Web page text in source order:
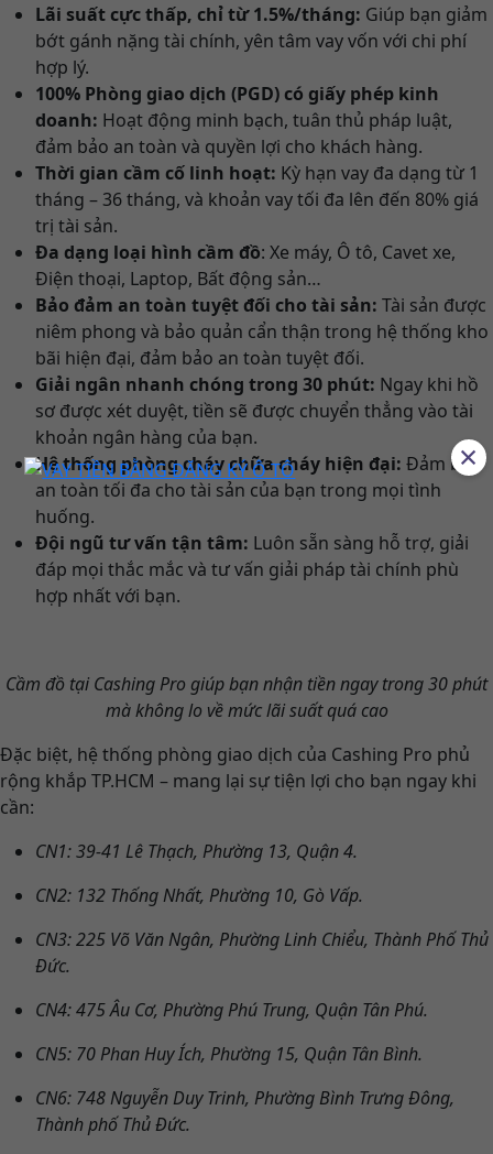
Lãi suất cực thấp, chỉ từ 1.5%/tháng: Giúp bạn giảm
bớt gánh nặng tài chính, yên tâm vay vốn với chi phí
hợp lý.
100% Phòng giao dịch (PGD) có giấy phép kinh
doanh: Hoạt động minh bạch, tuân thủ pháp luật,
đảm bảo an toàn và quyền lợi cho khách hàng.
Thời gian cầm cố linh hoạt: Kỳ hạn vay đa dạng từ 1
tháng – 36 tháng, và khoản vay tối đa lên đến 80% giá
trị tài sản.
Đa dạng loại hình cầm đồ: Xe máy, Ô tô, Cavet xe,
Điện thoại, Laptop, Bất động sản…
Bảo đảm an toàn tuyệt đối cho tài sản: Tài sản được
niêm phong và bảo quản cẩn thận trong hệ thống kho
bãi hiện đại, đảm bảo an toàn tuyệt đối.
Giải ngân nhanh chóng trong 30 phút: Ngay khi hồ
sơ được xét duyệt, tiền sẽ được chuyển thẳng vào tài
khoản ngân hàng của bạn.
Hệ thống phòng cháy chữa cháy hiện đại: Đảm bảo
an toàn tối đa cho tài sản của bạn trong mọi tình
huống.
Đội ngũ tư vấn tận tâm: Luôn sẵn sàng hỗ trợ, giải
đáp mọi thắc mắc và tư vấn giải pháp tài chính phù
hợp nhất với bạn.
Cầm đồ tại Cashing Pro giúp bạn nhận tiền ngay trong 30 phút
mà không lo về mức lãi suất quá cao
Đặc biệt, hệ thống phòng giao dịch của Cashing Pro phủ
rộng khắp TP.HCM – mang lại sự tiện lợi cho bạn ngay khi
cần:
CN1: 39-41 Lê Thạch, Phường 13, Quận 4.
CN2: 132 Thống Nhất, Phường 10, Gò Vấp.
CN3: 225 Võ Văn Ngân, Phường Linh Chiểu, Thành Phố Thủ
Đức.
CN4: 475 Âu Cơ, Phường Phú Trung, Quận Tân Phú.
CN5: 70 Phan Huy Ích, Phường 15, Quận Tân Bình.
CN6: 748 Nguyễn Duy Trinh, Phường Bình Trưng Đông,
Thành phố Thủ Đức.
×